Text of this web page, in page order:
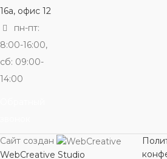
оцинкованное
16а, офис 12
пн-пт:
8:00-16:00,
сб: 09:00-
14:00
Сайт создан
WebCreative Studio